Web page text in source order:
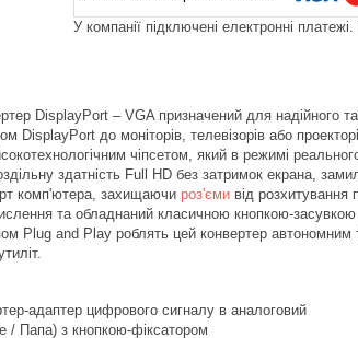
У компанії підключені електронні
DisplayPort – VGA призначений для надійного
DisplayPort до моніторів, телевізорів або
чіпсетом, який в режимі
здатність Full HD без затримок екрана,
комп'ютера, захищаючи роз'єми від розхитування
та обладнаний класичною кнопкою-засувкою
Plug and Play роблять цей конвертер
адаптер цифрового сигналу в аналоговий
/ Папа) з кнопкою-фіксатором